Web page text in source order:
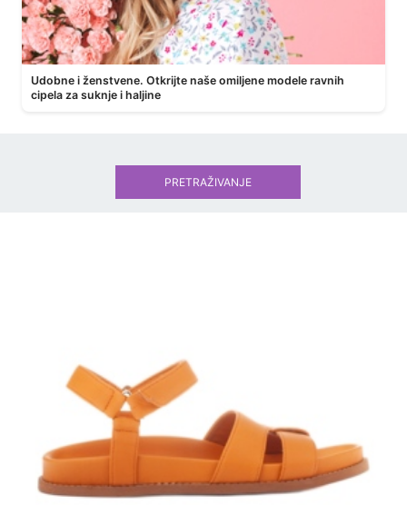
Udobne i ženstvene. Otkrijte naše omiljene modele ravnih
cipela za suknje i haljine
PRETRAŽIVANJE